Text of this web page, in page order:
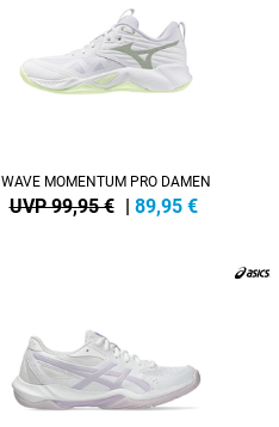
WAVE MOMENTUM PRO DAMEN
UVP 99,95 € | 89,95 €